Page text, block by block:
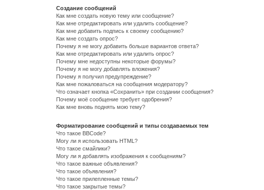
Создание сообщений
Как мне создать новую тему или сообщение?
Как мне отредактировать или удалить сообщение?
Как мне добавить подпись к своему сообщению?
Как мне создать опрос?
Почему я не могу добавить больше вариантов ответа?
Как мне отредактировать или удалить опрос?
Почему мне недоступны некоторые форумы?
Почему я не могу добавлять вложения?
Почему я получил предупреждение?
Как мне пожаловаться на сообщения модератору?
Что означает кнопка «Сохранить» при создании сообщения?
Почему моё сообщение требует одобрения?
Как мне вновь поднять мою тему?
Форматирование сообщений и типы создаваемых тем
Что такое BBCode?
Могу ли я использовать HTML?
Что такое смайлики?
Могу ли я добавлять изображения к сообщениям?
Что такое важные объявления?
Что такое объявления?
Что такое прилепленные темы?
Что такое закрытые темы?